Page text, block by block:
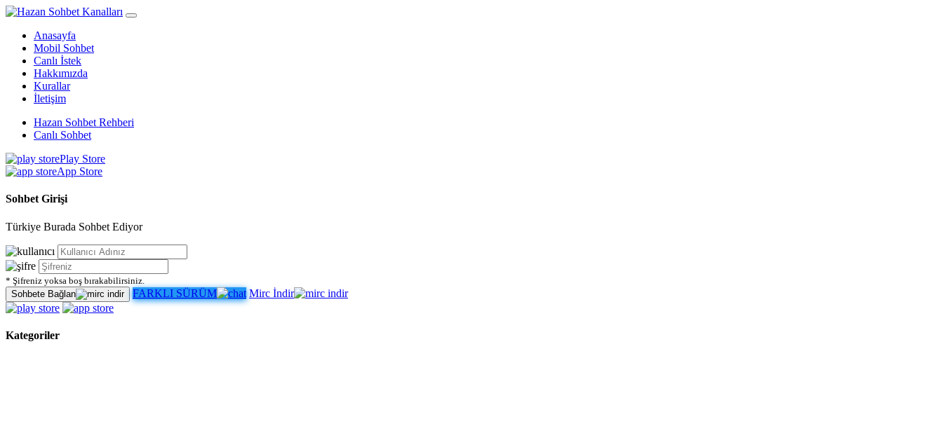
Anasayfa
Mobil Sohbet
Canlı İstek
Hakkımızda
Kurallar
İletişim
Hazan Sohbet Rehberi
Canlı Sohbet
Play Store
App Store
Sohbet Girişi
Türkiye Burada Sohbet Ediyor
* Şifreniz yoksa boş bırakabilirsiniz.
Sohbete Bağlan
FARKLI SÜRÜM Mirc İndir
Kategoriler